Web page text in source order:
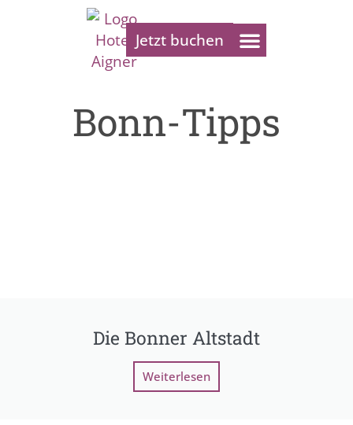
Jetzt buchen
Bonn-Tipps
Die Bonner Altstadt
Weiterlesen